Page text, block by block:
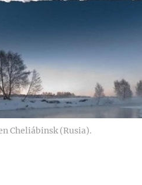
Cheliábinsk (Rusia).